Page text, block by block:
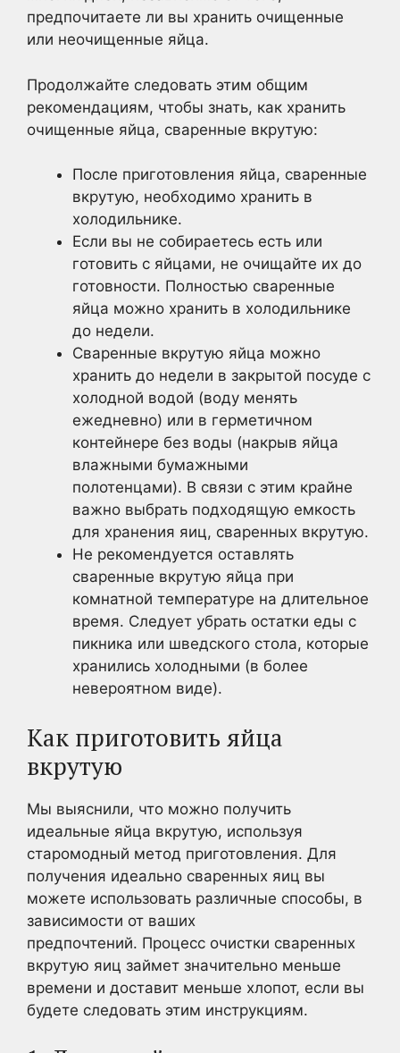
предпочитаете ли вы хранить очищенные
или неочищенные яйца.
Продолжайте следовать этим общим
рекомендациям, чтобы знать, как хранить
очищенные яйца, сваренные вкрутую:
После приготовления яйца, сваренные
вкрутую, необходимо хранить в
холодильнике.
Если вы не собираетесь есть или
готовить с яйцами, не очищайте их до
готовности. Полностью сваренные
яйца можно хранить в холодильнике
до недели.
Сваренные вкрутую яйца можно
хранить до недели в закрытой посуде с
холодной водой (воду менять
ежедневно) или в герметичном
контейнере без воды (накрыв яйца
влажными бумажными
полотенцами). В связи с этим крайне
важно выбрать подходящую емкость
для хранения яиц, сваренных вкрутую.
Не рекомендуется оставлять
сваренные вкрутую яйца при
комнатной температуре на длительное
время. Следует убрать остатки еды с
пикника или шведского стола, которые
хранились холодными (в более
невероятном виде).
Как приготовить яйца
вкрутую
Мы выяснили, что можно получить
идеальные яйца вкрутую, используя
старомодный метод приготовления. Для
получения идеально сваренных яиц вы
можете использовать различные способы, в
зависимости от ваших
предпочтений. Процесс очистки сваренных
вкрутую яиц займет значительно меньше
времени и доставит меньше хлопот, если вы
будете следовать этим инструкциям.